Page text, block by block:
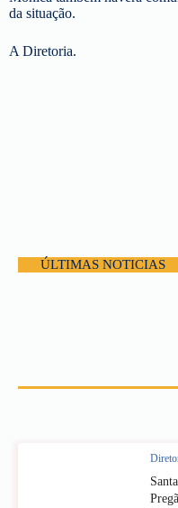
da situação.
A Diretoria.
ÚLTIMAS NOTICIAS